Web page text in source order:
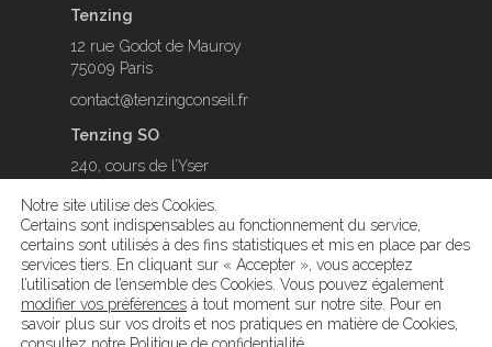
Tenzing
12 rue Godot de Mauroy
75009 Paris
contact@tenzingconseil.fr
Tenzing SO
240, cours de l’Yser
contact@tenzingconseil.fr
© 2026 Tenzing. Mentions légales-Paramétrage des
Notre site utilise des Cookies.
Certains sont indispensables au fonctionnement du service,
certains sont utilisés à des fins statistiques et mis en place par des
services tiers. En cliquant sur « Accepter », vous acceptez
l’utilisation de l’ensemble des Cookies. Vous pouvez également
modifier vos préférences à tout moment sur notre site. Pour en
savoir plus sur vos droits et nos pratiques en matière de Cookies,